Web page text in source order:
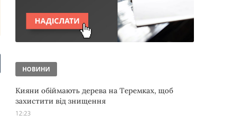
НОВИНИ
Кияни обіймають дерева на Теремках, щоб
захистити від знищення
12:23